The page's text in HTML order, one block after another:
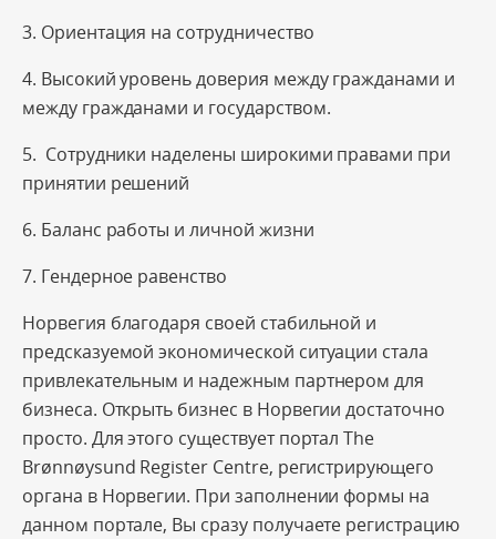
3. Ориентация на сотрудничество
4. Высокий уровень доверия между гражданами и
между гражданами и государством.
5. Сотрудники наделены широкими правами при
принятии решений
6. Баланс работы и личной жизни
7. Гендерное равенство
Норвегия благодаря своей стабильной и
предсказуемой экономической ситуации стала
привлекательным и надежным партнером для
бизнеса. Открыть бизнес в Норвегии достаточно
просто. Для этого существует портал The
Brønnøysund Register Centre, регистрирующего
органа в Норвегии. При заполнении формы на
данном портале, Вы сразу получаете регистрацию